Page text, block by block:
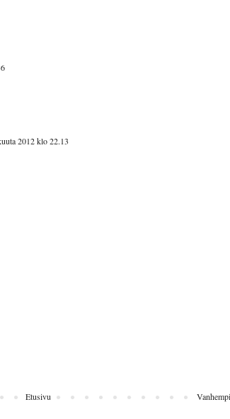
2012 klo 22.13
Etusivu